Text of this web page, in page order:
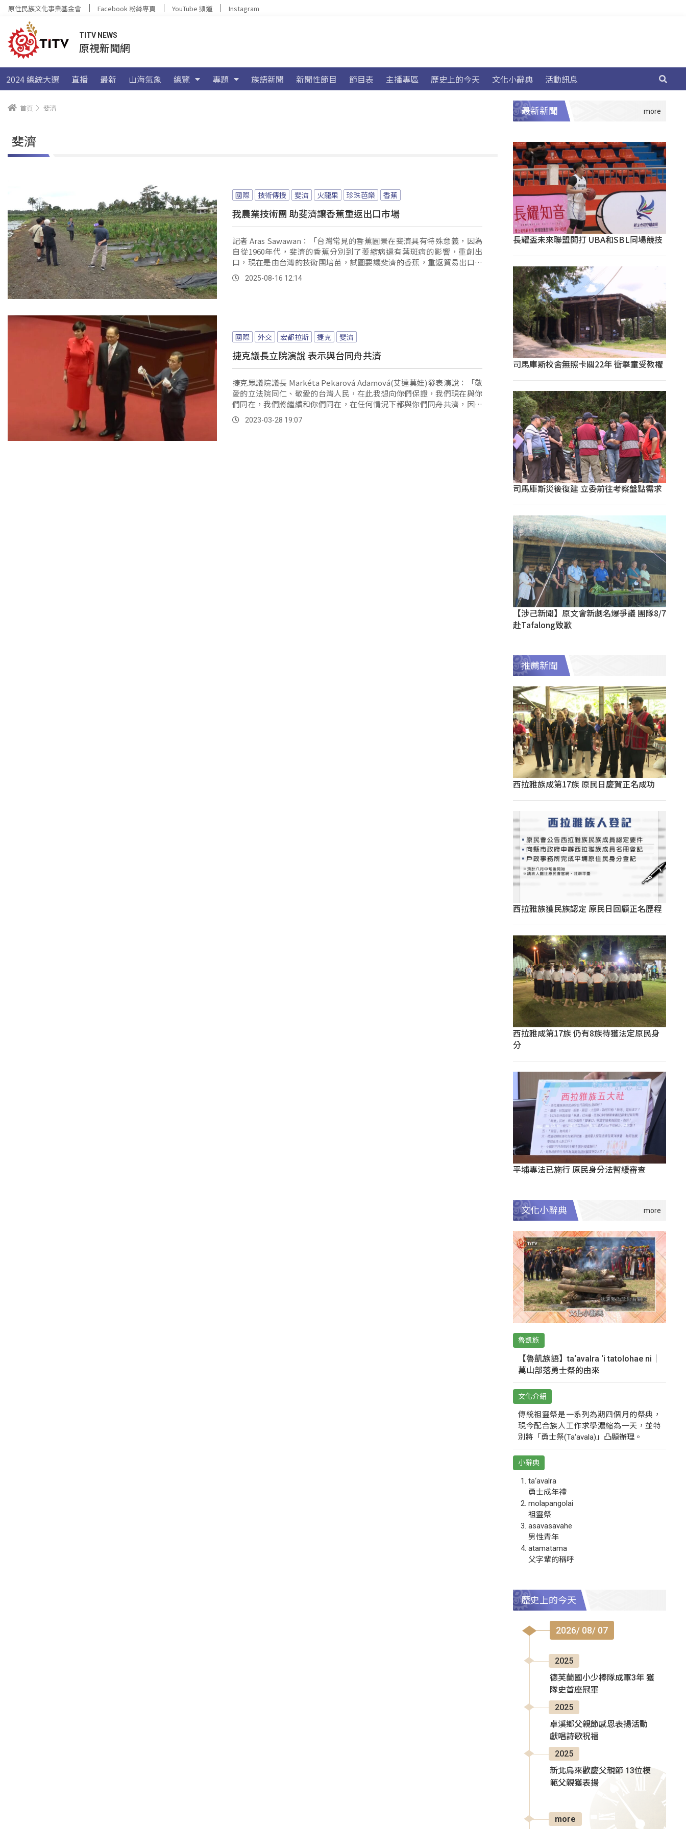
原住民族文化事業基金會 Facebook 粉絲專頁 YouTube 頻道 Instagram
TITV NEWS
原視新聞網
2024 總統大選 直播 最新 山海氣象 總覽 專題 族語新聞 新聞性節目 節目表 主播專區 歷史上的今天 文化小辭典 活動訊息
首頁 斐濟
斐濟
國際 技術傳授 斐濟 火龍果 珍珠芭樂 香蕉
我農業技術團 助斐濟讓香蕉重返出口市場
記者 Aras Sawawan：「台灣常見的香蕉園景在斐濟具有特殊意義，因為
自從1960年代，斐濟的香蕉分別到了萎縮病還有葉斑病的影響，重創出
口，現在是由台灣的技術團培苗，試圖要讓斐濟的香蕉，重返貿易出口市
場。2025-08-16 12:14
國際 外交 宏都拉斯 捷克 斐濟
捷克議長立院演說 表示與台同舟共濟
捷克眾議院議長 Markéta Pekarová Adamová(艾達莫娃)發表演說：「敬
愛的立法院同仁、敬愛的台灣人民，在此我想向你們保證，我們現在與你
們同在，我們將繼續和你們同在，在任何情況下都與你們同舟共濟，因為
你們與我們同在，所以我們也和你們同在。
2023-03-28 19:07
最新新聞
長耀盃未來聯盟開打 UBA和SBL同場競技
司馬庫斯校舍無照卡關22年 衝擊童受教權
司馬庫斯災後復建 立委前往考察盤點需求
【涉己新聞】原文會新劇名爆爭議 團隊8/7
赴Tafalong致歉
推薦新聞
西拉雅族成第17族 原民日慶賀正名成功
西拉雅族獲民族認定 原民日回顧正名歷程
西拉雅成第17族 仍有8族待獲法定原民身
分
平埔專法已施行 原民身分法暫緩審查
文化小辭典
魯凱族
【魯凱族語】ta‘avalra ‘i tatolohae ni｜
萬山部落勇士祭的由來
文化介紹
傳統祖靈祭是一系列為期四個月的祭典，
現今配合族人工作求學濃縮為一天，並特
別將「勇士祭(Ta‘avala)」凸顯辦理。
小辭典
ta‘avalra
勇士成年禮
molapangolai
祖靈祭
asavasavahe
男性青年
atamatama
父字輩的稱呼
歷史上的今天
2026/ 08/ 07
2025
德芙蘭國小少棒隊成軍3年 獲
隊史首座冠軍
2025
卓溪鄉父親節感恩表揚活動
獻唱詩歌祝福
2025
新北烏來歡慶父親節 13位模
範父親獲表揚
more